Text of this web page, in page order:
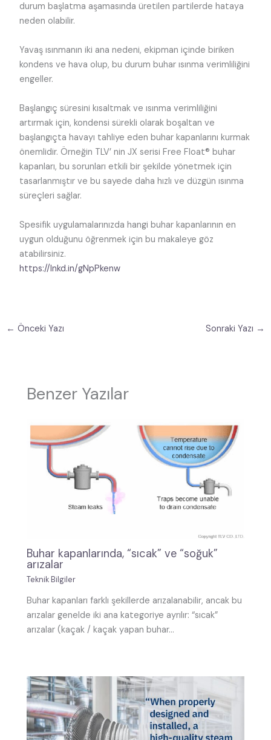
durum başlatma aşamasında üretilen partilerde hataya
neden olabilir.
Yavaş ısınmanın iki ana nedeni, ekipman içinde biriken
kondens ve hava olup, bu durum buhar ısınma verimliliğini
engeller.
Başlangıç süresini kısaltmak ve ısınma verimliliğini
artırmak için, kondensi sürekli olarak boşaltan ve
başlangıçta havayı tahliye eden buhar kapanlarını kurmak
önemlidir. Örneğin TLV’ nin JX serisi Free Float® buhar
kapanları, bu sorunları etkili bir şekilde yönetmek için
tasarlanmıştır ve bu sayede daha hızlı ve düzgün ısınma
süreçleri sağlar.
Spesifik uygulamalarınızda hangi buhar kapanlarının en
uygun olduğunu öğrenmek için bu makaleye göz
atabilirsiniz.
https://lnkd.in/gNpPkenw
← Önceki Yazı Sonraki Yazı →
Benzer Yazılar
Buhar kapanlarında, “sıcak” ve “soğuk”
arızalar
Teknik Bilgiler
Buhar kapanları farklı şekillerde arızalanabilir, ancak bu
arızalar genelde iki ana kategoriye ayrılır: “sıcak”
arızalar (kaçak / kaçak yapan buhar…